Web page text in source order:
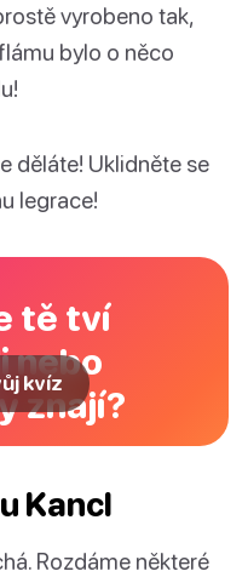
vyrobeno tak,
bylo o něco
děláte! Uklidněte se
legrace!
tě tví
nebo
znají?
kvíz
Kancl
Rozdáme některé